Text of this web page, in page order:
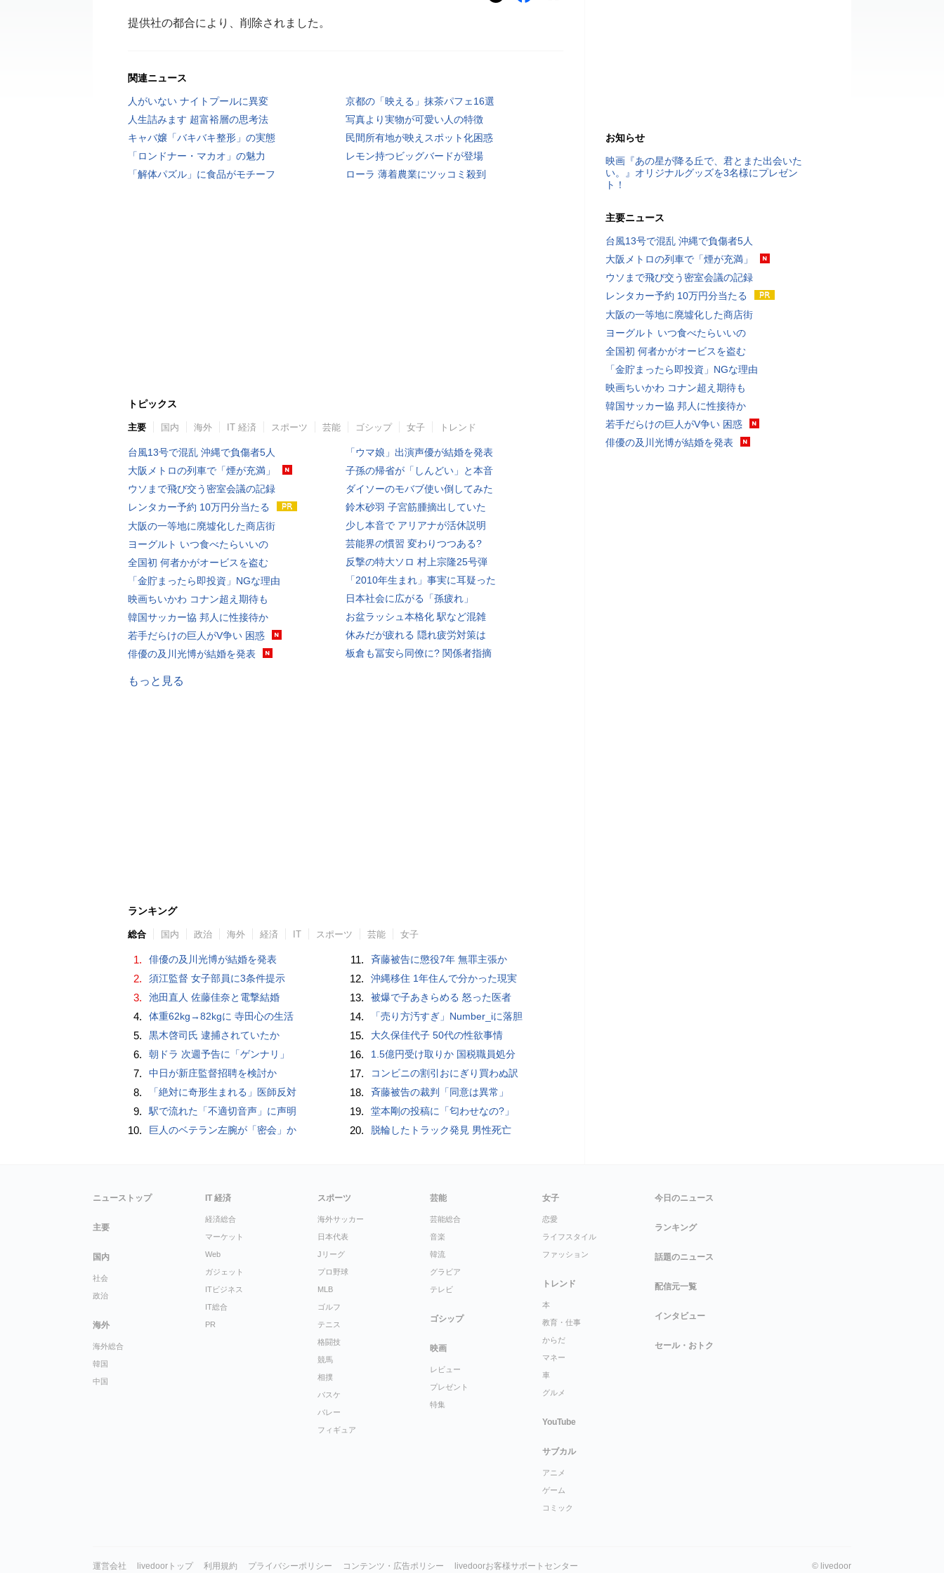
提供社の都合により、削除されました。
関連ニュース
人がいない ナイトプールに異変
京都の「映える」抹茶パフェ16選
人生詰みます 超富裕層の思考法
写真より実物が可愛い人の特徴
キャバ嬢「バキバキ整形」の実態
民間所有地が映えスポット化困惑
「ロンドナー・マカオ」の魅力
レモン持つビッグバードが登場
「解体パズル」に食品がモチーフ
ローラ 薄着農業にツッコミ殺到
トピックス
主要 国内 海外 IT 経済 スポーツ 芸能 ゴシップ 女子 トレンド
台風13号で混乱 沖縄で負傷者5人
大阪メトロの列車で「煙が充満」
ウソまで飛び交う密室会議の記録
レンタカー予約 10万円分当たる
大阪の一等地に廃墟化した商店街
ヨーグルト いつ食べたらいいの
全国初 何者かがオービスを盗む
「金貯まったら即投資」NGな理由
映画ちいかわ コナン超え期待も
韓国サッカー協 邦人に性接待か
若手だらけの巨人がV争い 困惑
俳優の及川光博が結婚を発表
「ウマ娘」出演声優が結婚を発表
子孫の帰省が「しんどい」と本音
ダイソーのモバブ使い倒してみた
鈴木砂羽 子宮筋腫摘出していた
少し本音で アリアナが活休説明
芸能界の慣習 変わりつつある?
反撃の特大ソロ 村上宗隆25号弾
「2010年生まれ」事実に耳疑った
日本社会に広がる「孫疲れ」
お盆ラッシュ本格化 駅など混雑
休みだが疲れる 隠れ疲労対策は
板倉も冨安ら同僚に? 関係者指摘
もっと見る
ランキング
総合 国内 政治 海外 経済 IT スポーツ 芸能 女子
1. 俳優の及川光博が結婚を発表
2. 須江監督 女子部員に3条件提示
3. 池田直人 佐藤佳奈と電撃結婚
4. 体重62kg→82kgに 寺田心の生活
5. 黒木啓司氏 逮捕されていたか
6. 朝ドラ 次週予告に「ゲンナリ」
7. 中日が新庄監督招聘を検討か
8. 「絶対に奇形生まれる」医師反対
9. 駅で流れた「不適切音声」に声明
10. 巨人のベテラン左腕が「密会」か
11. 斉藤被告に懲役7年 無罪主張か
12. 沖縄移住 1年住んで分かった現実
13. 被爆で子あきらめる 怒った医者
14. 「売り方汚すぎ」Number_iに落胆
15. 大久保佳代子 50代の性欲事情
16. 1.5億円受け取りか 国税職員処分
17. コンビニの割引おにぎり買わぬ訳
18. 斉藤被告の裁判「同意は異常」
19. 堂本剛の投稿に「匂わせなの?」
20. 脱輪したトラック発見 男性死亡
お知らせ
映画『あの星が降る丘で、君とまた出会いた
い。』オリジナルグッズを3名様にプレゼン
ト！
主要ニュース
台風13号で混乱 沖縄で負傷者5人
大阪メトロの列車で「煙が充満」
ウソまで飛び交う密室会議の記録
レンタカー予約 10万円分当たる
大阪の一等地に廃墟化した商店街
ヨーグルト いつ食べたらいいの
全国初 何者かがオービスを盗む
「金貯まったら即投資」NGな理由
映画ちいかわ コナン超え期待も
韓国サッカー協 邦人に性接待か
若手だらけの巨人がV争い 困惑
俳優の及川光博が結婚を発表
ニューストップ
主要
国内
社会
政治
海外
海外総合
韓国
中国
IT 経済
経済総合
マーケット
Web
ガジェット
ITビジネス
IT総合
PR
スポーツ
海外サッカー
日本代表
Jリーグ
プロ野球
MLB
ゴルフ
テニス
格闘技
競馬
相撲
バスケ
バレー
フィギュア
芸能
芸能総合
音楽
韓流
グラビア
テレビ
ゴシップ
映画
レビュー
プレゼント
特集
女子
恋愛
ライフスタイル
ファッション
トレンド
本
教育・仕事
からだ
マネー
車
グルメ
YouTube
サブカル
アニメ
ゲーム
コミック
今日のニュース
ランキング
話題のニュース
配信元一覧
インタビュー
セール・おトク
運営会社 livedoorトップ 利用規約 プライバシーポリシー コンテンツ・広告ポリシー livedoorお客様サポートセンター © livedoor